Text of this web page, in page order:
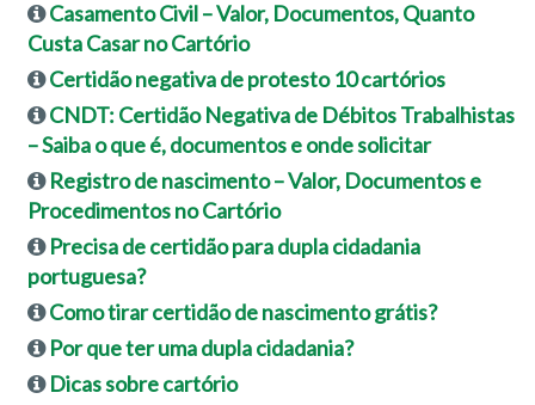
Casamento Civil – Valor, Documentos, Quanto
Custa Casar no Cartório
Certidão negativa de protesto 10 cartórios
CNDT: Certidão Negativa de Débitos Trabalhistas
– Saiba o que é, documentos e onde solicitar
Registro de nascimento – Valor, Documentos e
Procedimentos no Cartório
Precisa de certidão para dupla cidadania
portuguesa?
Como tirar certidão de nascimento grátis?
Por que ter uma dupla cidadania?
Dicas sobre cartório